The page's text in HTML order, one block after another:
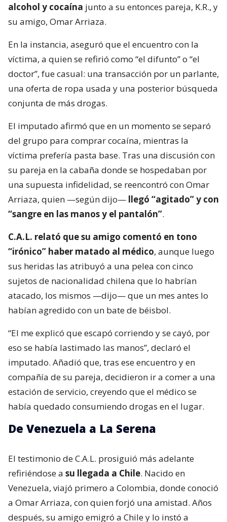
alcohol y cocaína junto a su entonces pareja, K.R., y
su amigo, Omar Arriaza.
En la instancia, aseguró que el encuentro con la
víctima, a quien se refirió como “el difunto” o “el
doctor”, fue casual: una transacción por un parlante,
una oferta de ropa usada y una posterior búsqueda
conjunta de más drogas.
El imputado afirmó que en un momento se separó
del grupo para comprar cocaína, mientras la
víctima prefería pasta base. Tras una discusión con
su pareja en la cabaña donde se hospedaban por
una supuesta infidelidad, se reencontró con Omar
Arriaza, quien —según dijo— llegó “agitado” y con
“sangre en las manos y el pantalón”.
C.A.L. relató que su amigo comentó en tono
“irónico” haber matado al médico, aunque luego
sus heridas las atribuyó a una pelea con cinco
sujetos de nacionalidad chilena que lo habrían
atacado, los mismos —dijo— que un mes antes lo
habían agredido con un bate de béisbol.
“El me explicó que escapó corriendo y se cayó, por
eso se había lastimado las manos”, declaró el
imputado. Añadió que, tras ese encuentro y en
compañía de su pareja, decidieron ir a comer a una
estación de servicio, creyendo que el médico se
había quedado consumiendo drogas en el lugar.
De Venezuela a La Serena
El testimonio de C.A.L. prosiguió más adelante
refiriéndose a su llegada a Chile. Nacido en
Venezuela, viajó primero a Colombia, donde conoció
a Omar Arriaza, con quien forjó una amistad. Años
después, su amigo emigró a Chile y lo instó a